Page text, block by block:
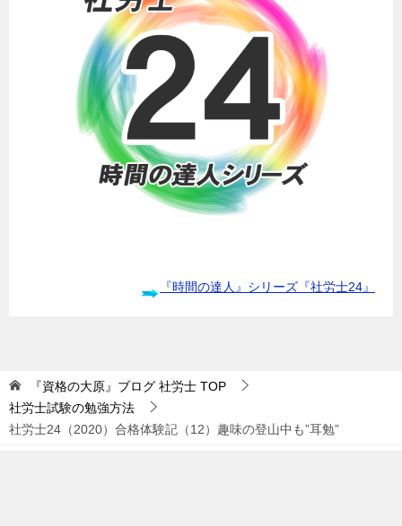
『時間の達人』シリーズ『社労士24』
『資格の大原』ブログ 社労士 TOP
社労士試験の勉強方法
社労士24（2020）合格体験記（12）趣味の登山中も”耳勉”